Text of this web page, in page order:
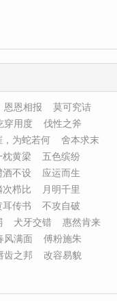
恩恩相报
莫可究诘
穿用度
伐性之斧
，为蛇若何
舍本求末
枕黄梁
五色缤纷
酒不设
应运而生
次栉比
月明千里
耳传书
不攻自破
犬牙交错
惠然肯来
风满面
傅粉施朱
齿之邦
改容易貌